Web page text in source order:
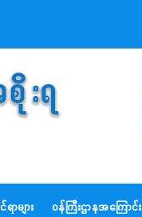
များ ဝန်ကြီးဌာနအကြောင်း